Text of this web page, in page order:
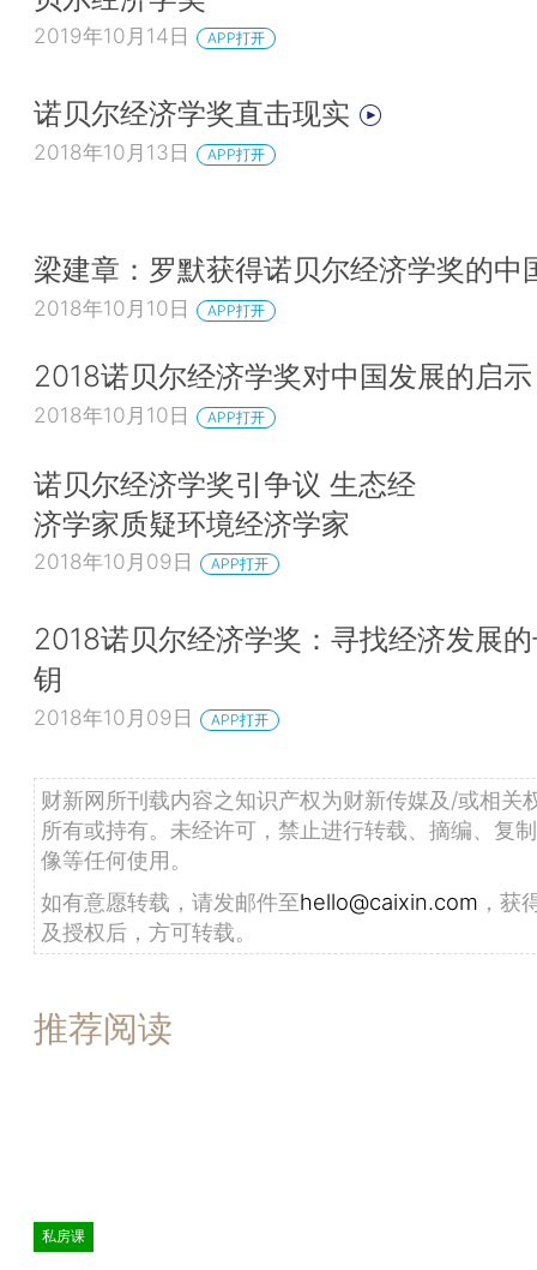
师。
斯宾塞（Michael Spence）、埃里克·马斯金（Eric
罗杰·迈尔森（Roger Myerson）的论文导师。
Solow）和弗农·史密斯（Vernon Smith）的论文导
Mirrlees）和安格斯·迪顿（Angus Deaton）的论文导
 弗兰科·莫迪格利亚尼（Franco Modigliani）是
 詹姆斯·托宾（James Tobin）是埃德蒙德·
（Edmund Phelps）的论文导师。
Fama）的论文导师，而尤金·法玛是迈伦·肖尔
Scholes）的论文导师。
 罗伯特·索洛是彼得·戴蒙德（Peter Diamond）
Stiglitz）和威廉·诺德豪斯的论文导师。
 托马斯·谢林是迈克尔·斯宾塞的论文导师。
 爱德华·普雷斯科特（Edward Prescott）是芬
德（Finn Kydland）的论文导师，他们共同获得了
 埃里克·马斯金是让·梯若尔（Jean Tirole）的论
（Milton Friedman）和罗伯特·福格尔（Robert
2019年10月14日 APP打开
诺贝尔经济学奖直击现实
2018年10月13日 APP打开
梁建章：罗默获得诺贝尔经济学奖的中
2018年10月10日 APP打开
2018诺贝尔经济学奖对中国发展的启示
2018年10月10日 APP打开
诺贝尔经济学奖引争议 生态经
济学家质疑环境经济学家
2018年10月09日 APP打开
2018诺贝尔经济学奖：寻找经济发展
钥
2018年10月09日 APP打开
财新网所刊载内容之知识产权为财新传媒及/或相关
所有或持有。未经许可，禁止进行转载、摘编、复
像等任何使用。
如有意愿转载，请发邮件至hello@caixin.com ，获
及授权后，方可转载。
推荐阅读
私房课